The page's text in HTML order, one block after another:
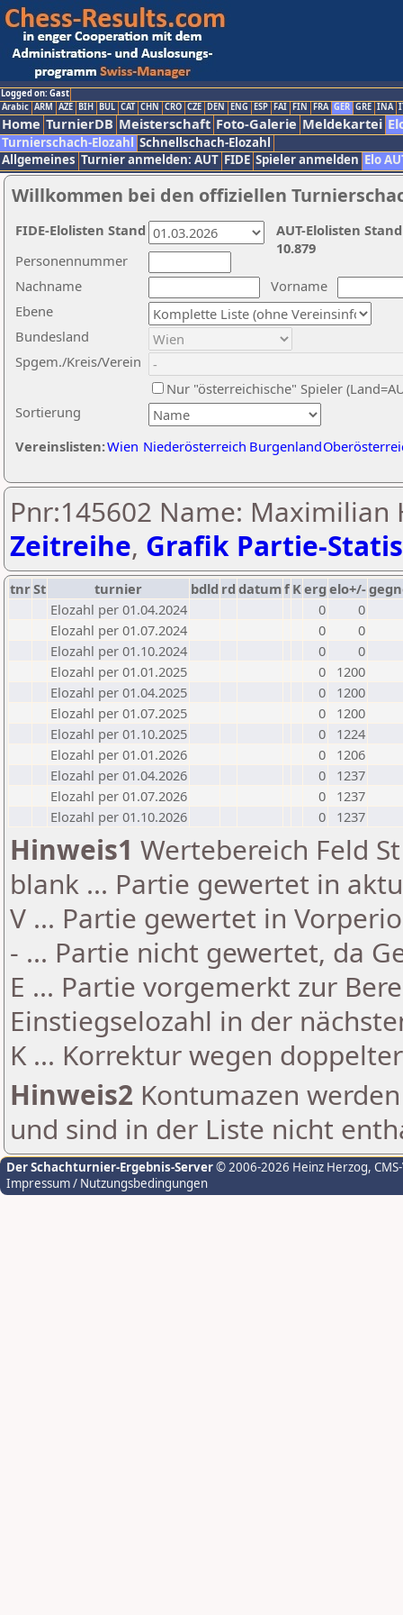
Logged on: Gast
Arabic ARM AZE BIH BUL CAT CHN CRO CZE DEN ENG ESP FAI FIN FRA GER GRE INA
Home TurnierDB Meisterschaft Foto-Galerie Meldekartei
Turnierschach-Elozahl Schnellschach-Elozahl
Allgemeines Turnier anmelden: AUT FIDE Spieler anmelden Elo
Willkommen bei den offiziellen
Nachname
Vorname
Ebene
Sortierung
Personennummer
Bundesland
Spgem./Kreis/Verein
Nur "österreichische" Spieler
Vereinslisten:Wien Niederösterreich Burgenland
AUT-Elolisten
10.879
FIDE-Elolisten Stand
Pnr:145602 Name: Maximilian
Zeitreihe, Grafik Partie-
tnrSt turnier bdld rd datumf Kerg elo+/-
Elozahl per 01.04.2024
0
0
Elozahl per 01.07.2024
0
0
Elozahl per 01.10.2024
0
0
Elozahl per 01.01.2025
0
1200
Elozahl per 01.04.2025
0
1200
Elozahl per 01.07.2025
0
1200
Elozahl per 01.10.2025
0
1224
Elozahl per 01.01.2026
0
1206
Elozahl per 01.04.2026
0
1237
Elozahl per 01.07.2026
0
1237
Elozahl per 01.10.2026
0 1237
Hinweis1 Wertebereich Feld
blank ... Partie gewertet in
V ... Partie gewertet in
- ... Partie nicht gewertet, da
E ... Partie vorgemerkt zur
Einstiegselozahl in der
K ... Korrektur wegen
Hinweis2 Kontumazen
und sind in der Liste nicht
Der Schachturnier-Ergebnis-Server© 2006-2026 Heinz Herzog,
Impressum / Nutzungsbedingungen